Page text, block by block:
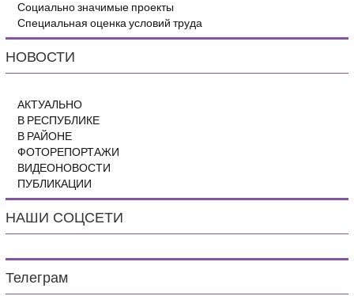
Социально значимые проекты
Специальная оценка условий труда
НОВОСТИ
АКТУАЛЬНО
В РЕСПУБЛИКЕ
В РАЙОНЕ
ФОТОРЕПОРТАЖИ
ВИДЕОНОВОСТИ
ПУБЛИКАЦИИ
НАШИ СОЦСЕТИ
Телеграм